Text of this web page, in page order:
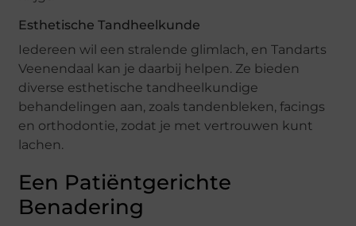
Esthetische Tandheelkunde
Iedereen wil een stralende glimlach, en Tandarts
Veenendaal kan je daarbij helpen. Ze bieden
diverse esthetische tandheelkundige
behandelingen aan, zoals tandenbleken, facings
en orthodontie, zodat je met vertrouwen kunt
lachen.
Een Patiëntgerichte
Benadering